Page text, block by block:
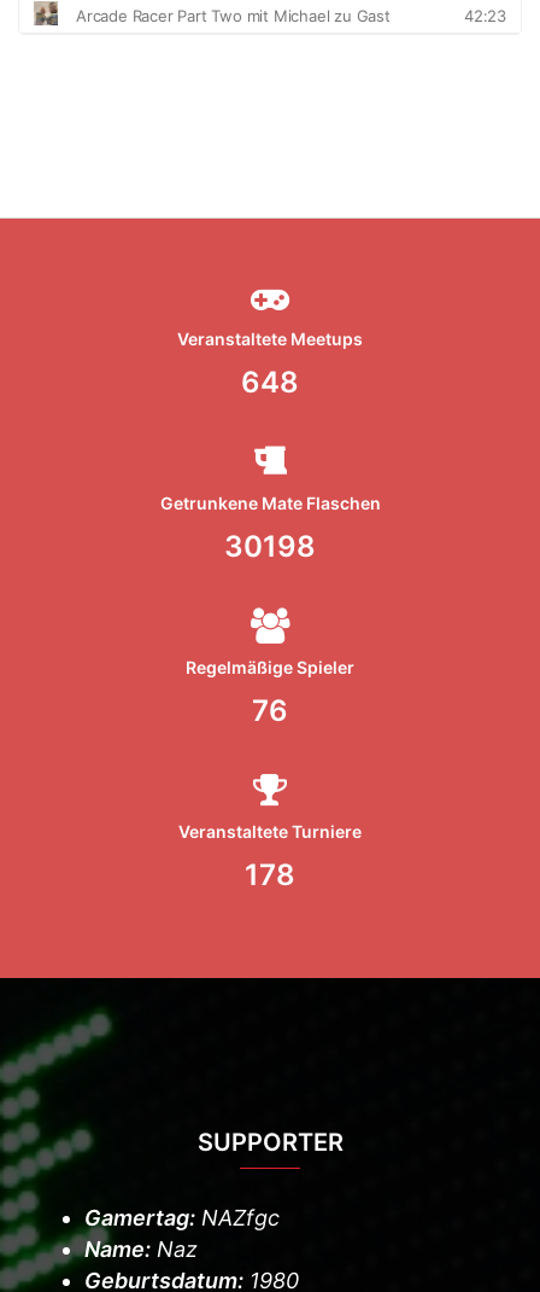
Veranstaltete Meetups
648
Getrunkene Mate Flaschen
30198
Regelmäßige Spieler
76
Veranstaltete Turniere
178
SUPPORTER
Gamertag: NAZfgc
Name: Naz
Geburtsdatum: 1980